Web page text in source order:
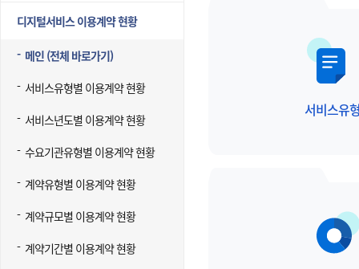
디지털서비스 이용계약 현황
메인 (전체 바로가기)
서비스유형별 이용계약 현황
서비스년도별 이용계약 현황
수요기관유형별 이용계약 현황
계약유형별 이용계약 현황
계약규모별 이용계약 현황
계약기간별 이용계약 현황
서비스유